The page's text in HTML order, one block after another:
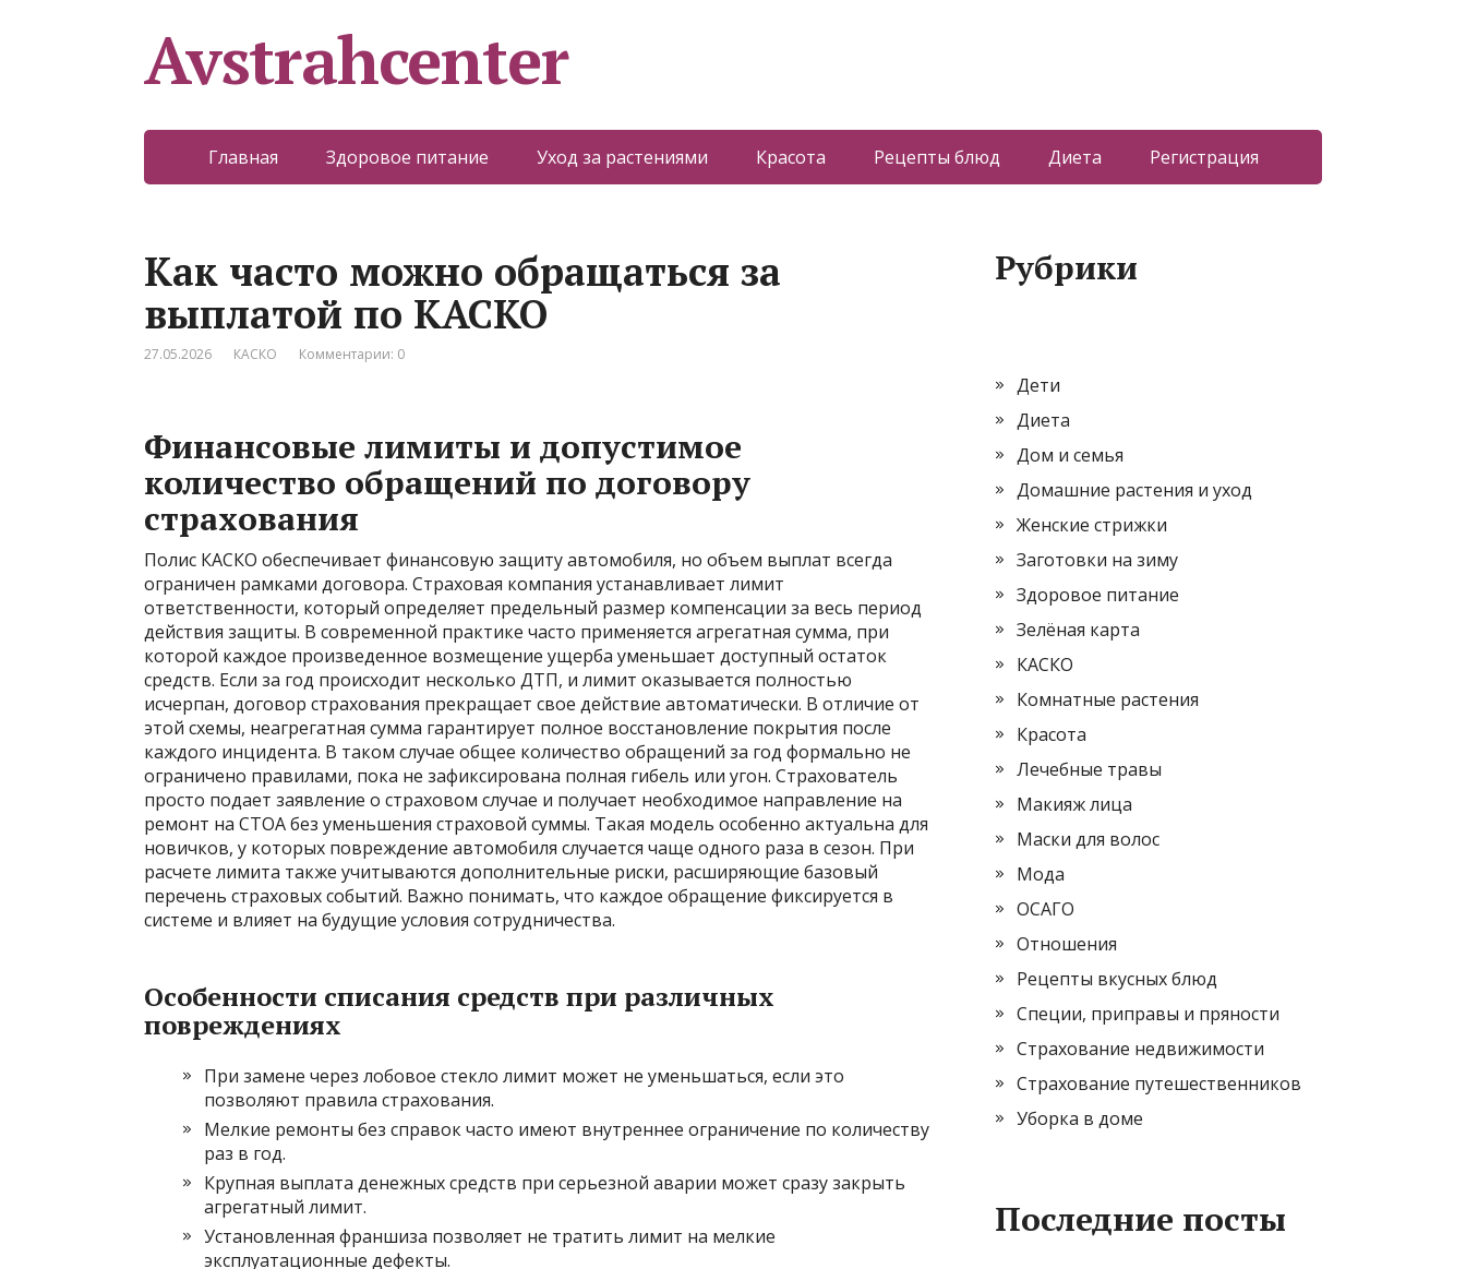
Avstrahcenter
Главная Здоровое питание Уход за растениями Красота Рецепты блюд Диета Регистрация
Как часто можно обращаться за
выплатой по КАСКО
27.05.2026 КАСКО Комментарии: 0
Финансовые лимиты и допустимое
количество обращений по договору
страхования
Полис КАСКО обеспечивает финансовую защиту автомобиля, но объем выплат всегда
ограничен рамками договора. Страховая компания устанавливает лимит
ответственности, который определяет предельный размер компенсации за весь период
действия защиты. В современной практике часто применяется агрегатная сумма, при
которой каждое произведенное возмещение ущерба уменьшает доступный остаток
средств. Если за год происходит несколько ДТП, и лимит оказывается полностью
исчерпан, договор страхования прекращает свое действие автоматически. В отличие от
этой схемы, неагрегатная сумма гарантирует полное восстановление покрытия после
каждого инцидента. В таком случае общее количество обращений за год формально не
ограничено правилами, пока не зафиксирована полная гибель или угон. Страхователь
просто подает заявление о страховом случае и получает необходимое направление на
ремонт на СТОА без уменьшения страховой суммы. Такая модель особенно актуальна для
новичков, у которых повреждение автомобиля случается чаще одного раза в сезон. При
расчете лимита также учитываются дополнительные риски, расширяющие базовый
перечень страховых событий. Важно понимать, что каждое обращение фиксируется в
системе и влияет на будущие условия сотрудничества.
Особенности списания средств при различных
повреждениях
При замене через лобовое стекло лимит может не уменьшаться, если это
позволяют правила страхования.
Мелкие ремонты без справок часто имеют внутреннее ограничение по количеству
раз в год.
Крупная выплата денежных средств при серьезной аварии может сразу закрыть
агрегатный лимит.
Установленная франшиза позволяет не тратить лимит на мелкие
эксплуатационные дефекты.
Рубрики
Дети
Диета
Дом и семья
Домашние растения и уход
Женские стрижки
Заготовки на зиму
Здоровое питание
Зелёная карта
КАСКО
Комнатные растения
Красота
Лечебные травы
Макияж лица
Маски для волос
Мода
ОСАГО
Отношения
Рецепты вкусных блюд
Специи, приправы и пряности
Страхование недвижимости
Страхование путешественников
Уборка в доме
Последние посты